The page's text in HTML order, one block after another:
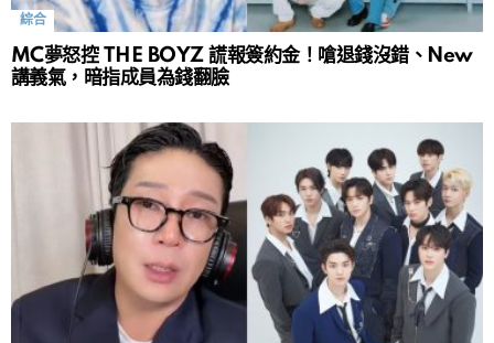
綜合
MC夢怒控 THE BOYZ 謊報簽約金！嗆退錢沒錯、New
講義氣，暗指成員為錢翻臉